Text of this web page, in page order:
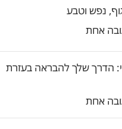
נפש וטבע
אחת
הדרך שלך להבראה בעזרת
אחת